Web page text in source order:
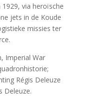
via heroïsche
jets in de Koude
missies ter
Imperial War
Régis Deleuze
Deleuze.